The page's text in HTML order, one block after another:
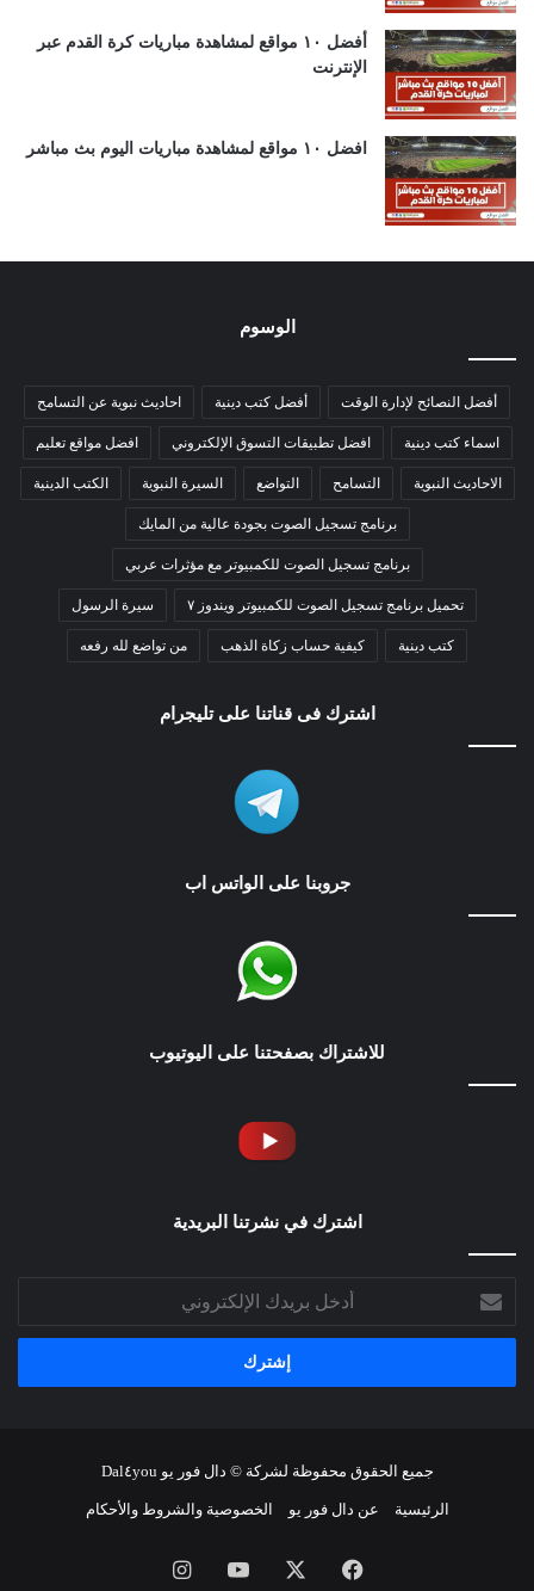
أفضل ١٠ مواقع لمشاهدة مباريات كرة القدم عبر
الإنترنت
افضل ١٠ مواقع لمشاهدة مباريات اليوم بث مباشر
الوسوم
أفضل النصائح لإدارة الوقت أفضل كتب دينية احاديث نبوية عن التسامح
اسماء كتب دينية افضل تطبيقات التسوق الإلكتروني افضل مواقع تعليم
الاحاديث النبوية التسامح التواضع السيرة النبوية الكتب الدينية
برنامج تسجيل الصوت بجودة عالية من المايك
برنامج تسجيل الصوت للكمبيوتر مع مؤثرات عربي
تحميل برنامج تسجيل الصوت للكمبيوتر ويندوز ٧ سيرة الرسول
كتب دينية كيفية حساب زكاة الذهب من تواضع لله رفعه
اشترك فى قناتنا على تليجرام
جروبنا على الواتس اب
للاشتراك بصفحتنا على اليوتيوب
اشترك في نشرتنا البريدية
بريدك
الإلكتروني
جميع الحقوق محفوظة لشركة © دال فور يو Dal٤you
الرئيسية عن دال فور يو الخصوصية والشروط والأحكام
فيسبوك ‫YouTube